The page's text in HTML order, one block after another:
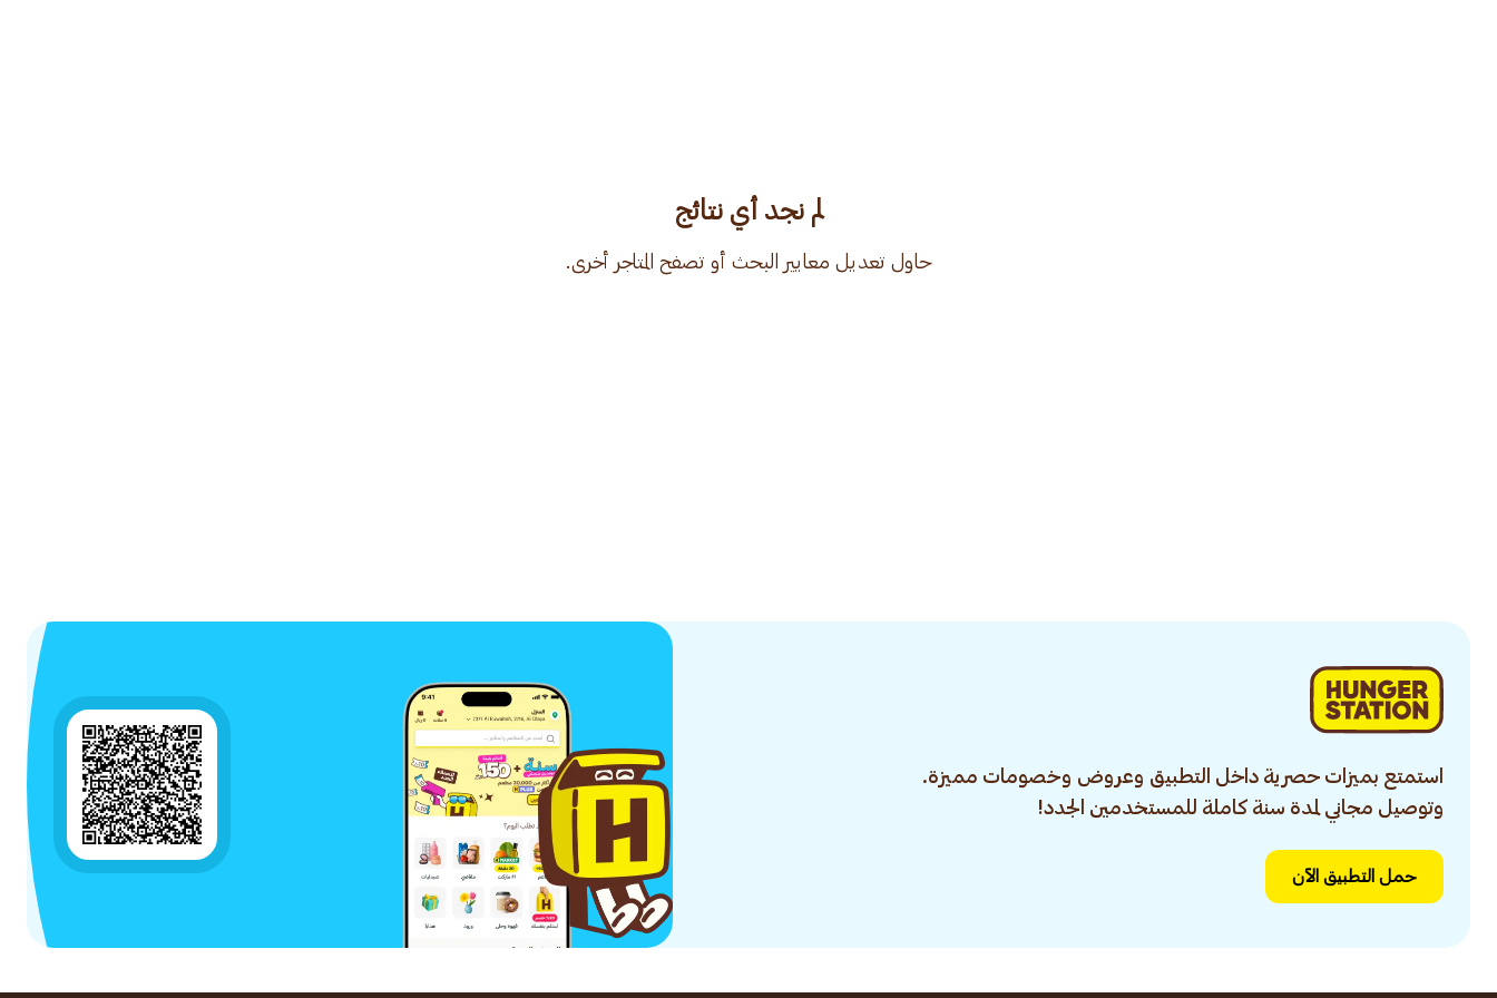
لم نجد أي نتائج
حاول تعديل معايير البحث أو تصفح المتاجر أخرى.
استمتع بميزات حصرية داخل التطبيق وعروض وخصومات مميزة.
وتوصيل مجاني لمدة سنة كاملة للمستخدمين الجدد!
حمل التطبيق الآن